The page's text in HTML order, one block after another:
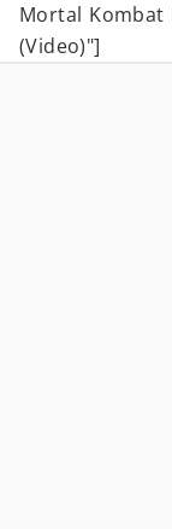
Mortal Kombat
(Video)"]